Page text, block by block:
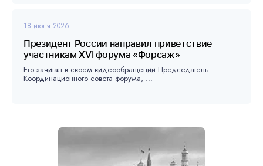
18 июля 2026
Президент России направил приветствие
участникам XVI форума «Форсаж»
Его зачитал в своем видеообращении Председатель
Координационного совета форума, ...